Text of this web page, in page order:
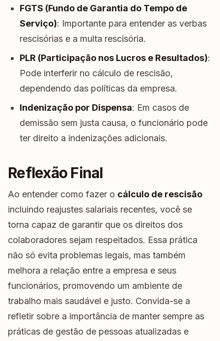
FGTS (Fundo de Garantia do Tempo de
Serviço): Importante para entender as verbas
rescisórias e a multa rescisória.
PLR (Participação nos Lucros e Resultados):
Pode interferir no cálculo de rescisão,
dependendo das políticas da empresa.
Indenização por Dispensa: Em casos de
demissão sem justa causa, o funcionário pode
ter direito a indenizações adicionais.
Reflexão Final
Ao entender como fazer o cálculo de rescisão
incluindo reajustes salariais recentes, você se
torna capaz de garantir que os direitos dos
colaboradores sejam respeitados. Essa prática
não só evita problemas legais, mas também
melhora a relação entre a empresa e seus
funcionários, promovendo um ambiente de
trabalho mais saudável e justo. Convida-se a
refletir sobre a importância de manter sempre as
práticas de gestão de pessoas atualizadas e